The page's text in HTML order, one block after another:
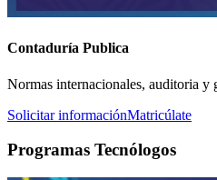
Contaduría Publica
Normas internacionales, auditoria y
Solicitar informaciónMatricúlate
Programas Tecnólogos